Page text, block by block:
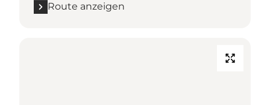
Route anzeigen